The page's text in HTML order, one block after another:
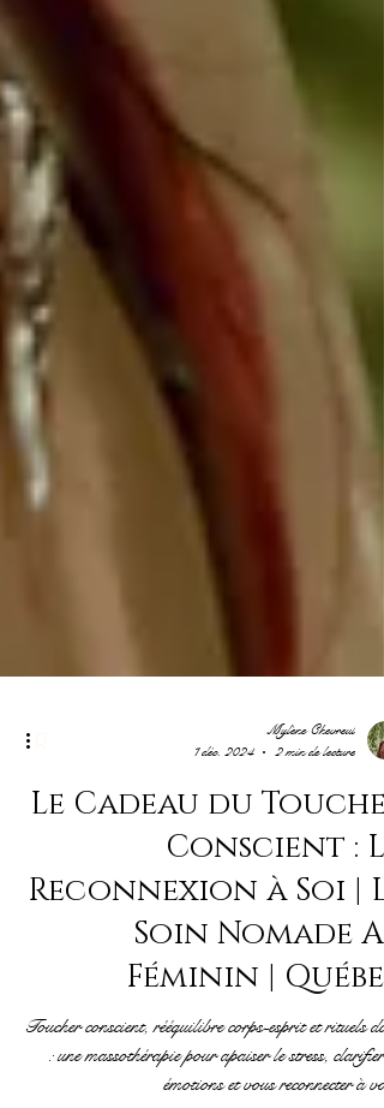
Mylène Chevreul
1 déc. 2024
2 min de lecture
Le Cadeau du Toucher
Conscient : La
Reconnexion à Soi | Le
Soin Nomade Au
Féminin | Québec